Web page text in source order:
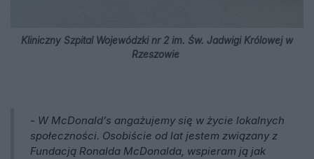
Kliniczny Szpital Wojewódzki nr 2 im. Św. Jadwigi Królowej w
Rzeszowie
- W McDonald’s angażujemy się w życie lokalnych
społeczności. Osobiście od lat jestem związany z
Fundacją Ronalda McDonalda, wspieram ją jak